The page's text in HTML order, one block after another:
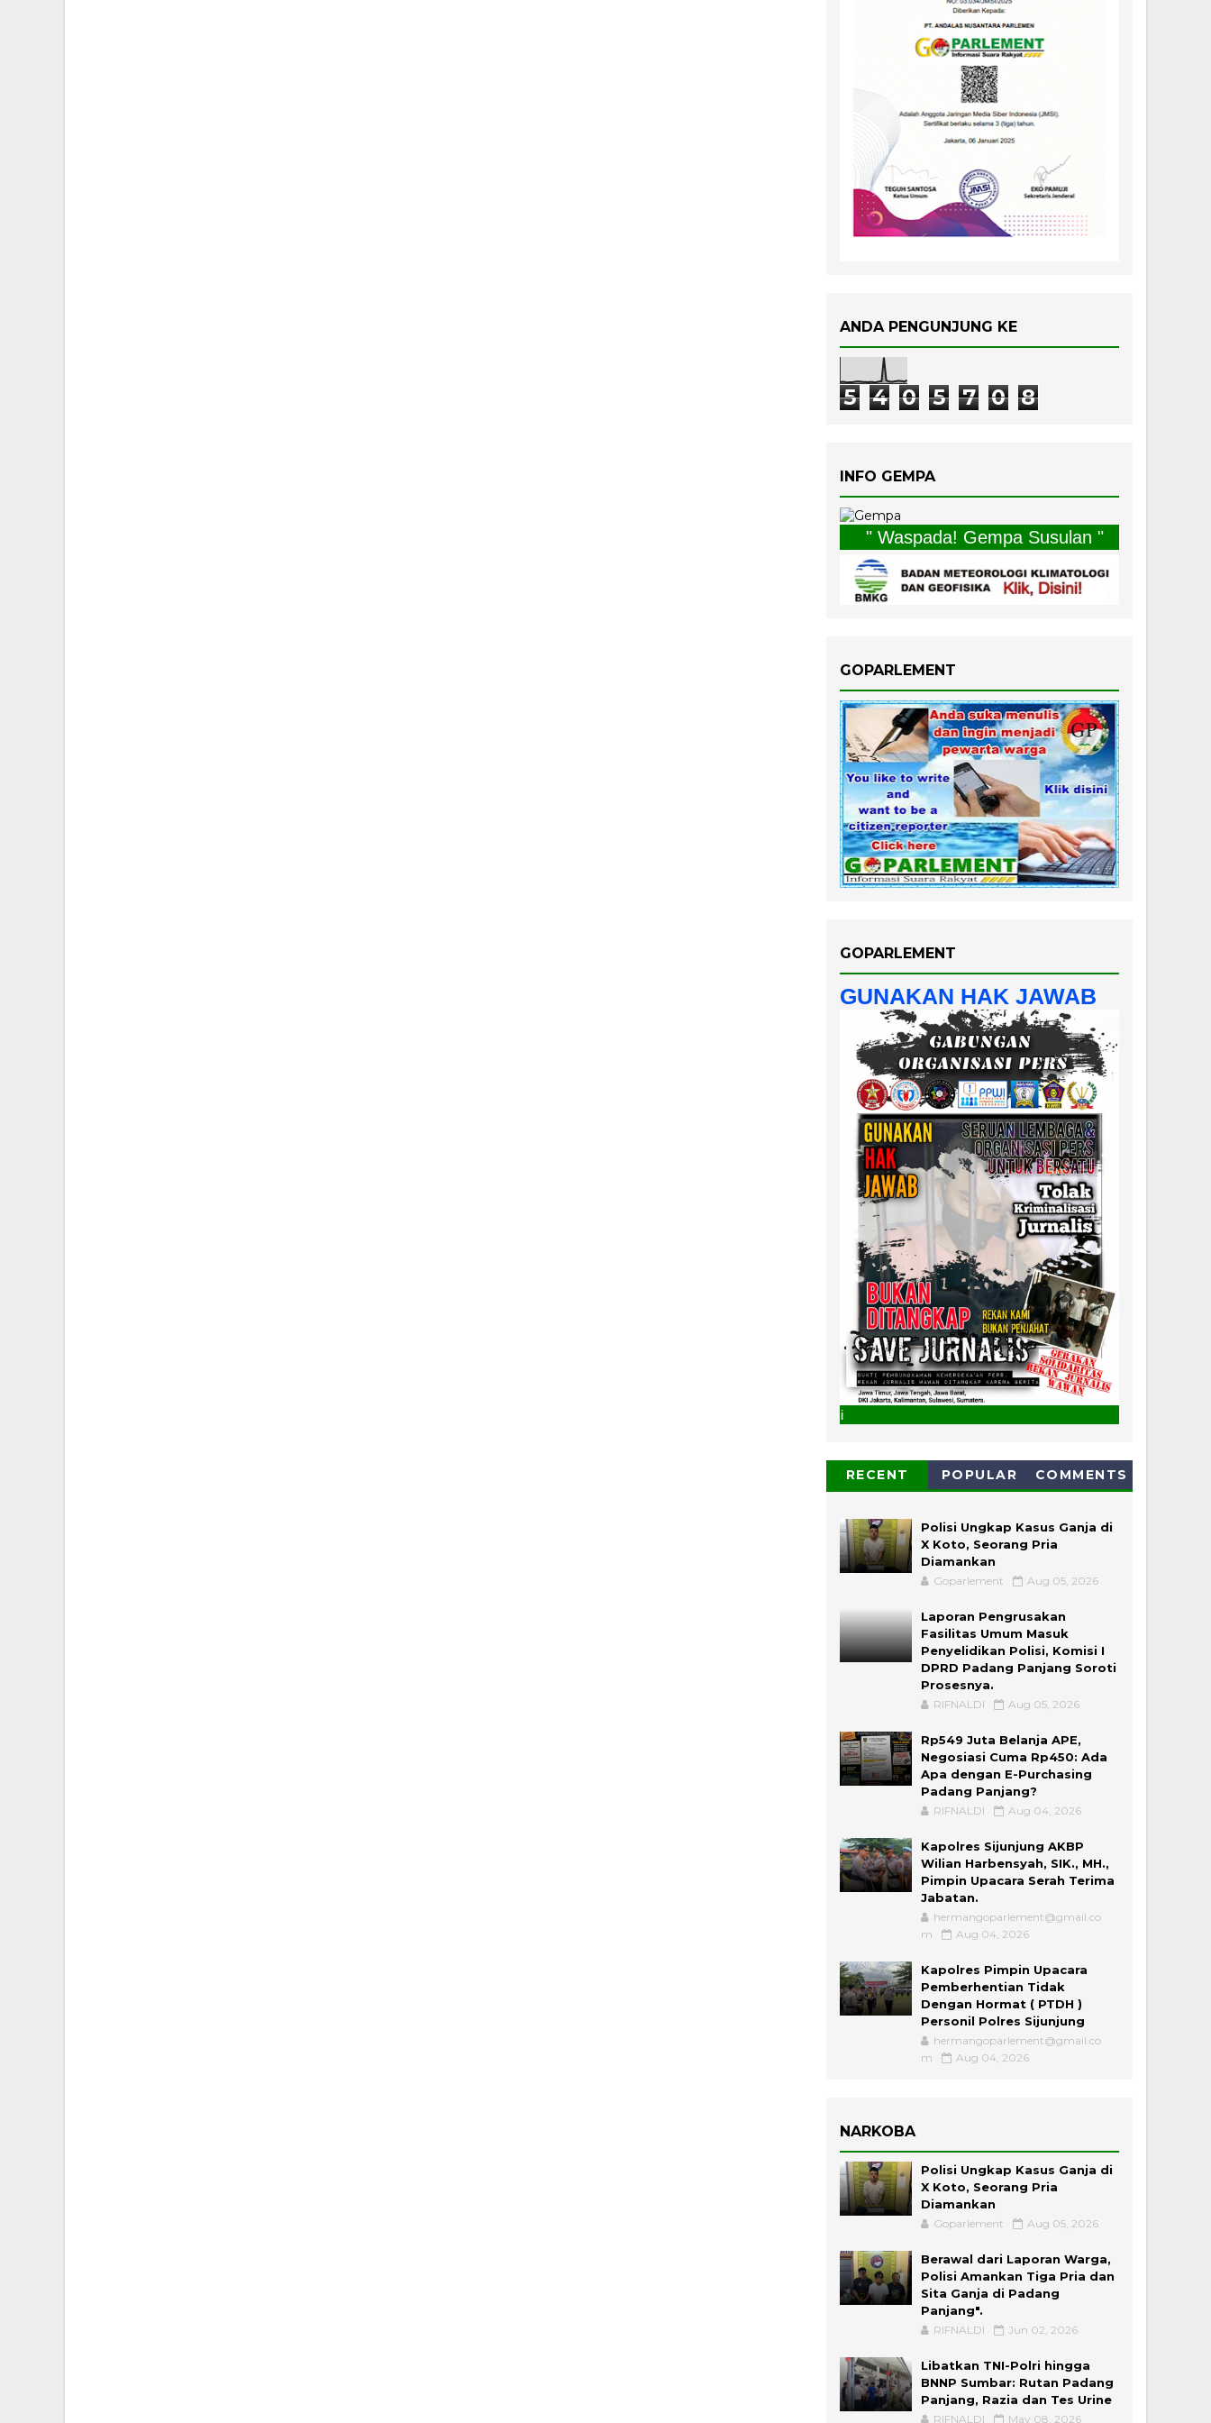
ANDA PENGUNJUNG KE
5 4 0 5 7 0 8
INFO GEMPA
" Waspada! Gempa Susulan "
GOPARLEMENT
GOPARLEMENT
GUNAKAN HAK JAWAB
RECENT POPULAR COMMENTS
Polisi Ungkap Kasus Ganja di
X Koto, Seorang Pria
Diamankan
Goparlement Aug 05, 2026
Laporan Pengrusakan
Fasilitas Umum Masuk
Penyelidikan Polisi, Komisi I
DPRD Padang Panjang Soroti
Prosesnya.
RIFNALDI Aug 05, 2026
Rp549 Juta Belanja APE,
Negosiasi Cuma Rp450: Ada
Apa dengan E-Purchasing
Padang Panjang?
RIFNALDI Aug 04, 2026
Kapolres Sijunjung AKBP
Wilian Harbensyah, SIK., MH.,
Pimpin Upacara Serah Terima
Jabatan.
hermangoparlement@gmail.co
m
Aug 04, 2026
Kapolres Pimpin Upacara
Pemberhentian Tidak
Dengan Hormat ( PTDH )
Personil Polres Sijunjung
hermangoparlement@gmail.co
m
Aug 04, 2026
NARKOBA
Polisi Ungkap Kasus Ganja di
X Koto, Seorang Pria
Diamankan
Goparlement Aug 05, 2026
Berawal dari Laporan Warga,
Polisi Amankan Tiga Pria dan
Sita Ganja di Padang
Panjang".
RIFNALDI Jun 02, 2026
Libatkan TNI-Polri hingga
BNNP Sumbar: Rutan Padang
Panjang, Razia dan Tes Urine
RIFNALDI May 08, 2026